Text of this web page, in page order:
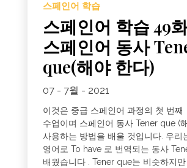
스페인어 학습
스페인어 학습 49
스페인어 동사
que(해야 한다)
07 - 7월 - 2021
이것은 중급 스페인어 과정의 첫 번째
수업이며 스페인어 동사 Tener que (
사용하는 방법을 배울 것입니다. 우리
영어로 To have 로 번역되는 동사
배웠습니다 . Tener que는 비슷하지만